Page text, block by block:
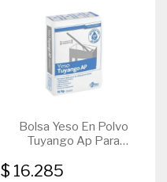
Bolsa Yeso En Polvo
Tuyango Ap Para
$ 16.285